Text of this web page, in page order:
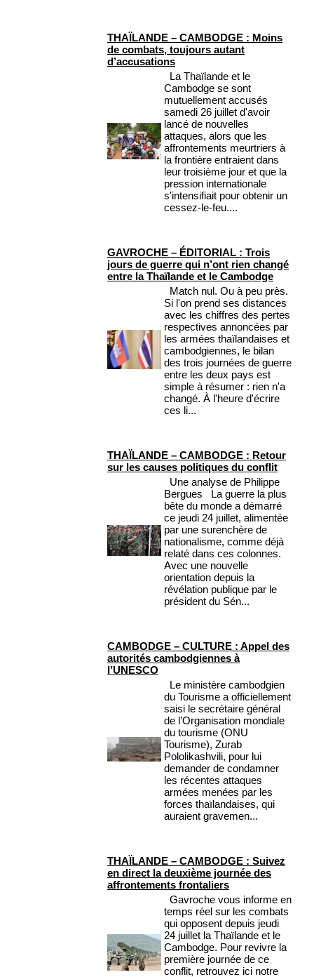
THAÏLANDE – CAMBODGE : Moins
de combats, toujours autant
d’accusations
La Thaïlande et le
Cambodge se sont
mutuellement accusés
samedi 26 juillet d'avoir
lancé de nouvelles
attaques, alors que les
affrontements meurtriers à
la frontière entraient dans
leur troisième jour et que la
pression internationale
s'intensifiait pour obtenir un
cessez-le-feu....
GAVROCHE – ÉDITORIAL : Trois
jours de guerre qui n’ont rien changé
entre la Thaïlande et le Cambodge
Match nul. Ou à peu près.
Si l'on prend ses distances
avec les chiffres des pertes
respectives annoncées par
les armées thaïlandaises et
cambodgiennes, le bilan
des trois journées de guerre
entre les deux pays est
simple à résumer : rien n'a
changé. À l'heure d'écrire
ces li...
THAÏLANDE – CAMBODGE : Retour
sur les causes politiques du conflit
Une analyse de Philippe
Bergues La guerre la plus
bête du monde a démarré
ce jeudi 24 juillet, alimentée
par une surenchère de
nationalisme, comme déjà
relaté dans ces colonnes.
Avec une nouvelle
orientation depuis la
révélation publique par le
président du Sén...
CAMBODGE – CULTURE : Appel des
autorités cambodgiennes à
l’UNESCO
Le ministère cambodgien
du Tourisme a officiellement
saisi le secrétaire général
de l’Organisation mondiale
du tourisme (ONU
Tourisme), Zurab
Pololikashvili, pour lui
demander de condamner
les récentes attaques
armées menées par les
forces thaïlandaises, qui
auraient gravemen...
THAÏLANDE – CAMBODGE : Suivez
en direct la deuxième journée des
affrontements frontaliers
Gavroche vous informe en
temps réel sur les combats
qui opposent depuis jeudi
24 juillet la Thaïlande et le
Cambodge. Pour revivre la
première journée de ce
conflit, retrouvez ici notre